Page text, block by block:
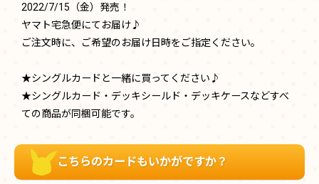
2022/7/15（金）発売！
ヤマト宅急便にてお届け♪
ご注文時に、ご希望のお届け日時をご指定ください。
★シングルカードと一緒に買ってください♪
★シングルカード・デッキシールド・デッキケースなどすべ
ての商品が同梱可能です。
こちらのカードもいかがですか？